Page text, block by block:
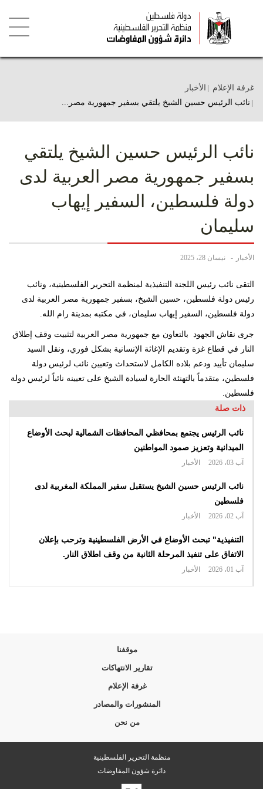
غرفة الإعلام الأخبار
نائب الرئيس حسين الشيخ يلتقي بسفير جمهورية مصر...
نائب الرئيس حسين الشيخ يلتقي
بسفير جمهورية مصر العربية لدى
دولة فلسطين، السفير إيهاب
سليمان
الأخبار نيسان 28، 2025
التقى نائب رئيس اللجنة التنفيذية لمنظمة التحرير الفلسطينية، ونائب
رئيس دولة فلسطين، حسين الشيخ، بسفير جمهورية مصر العربية لدى
دولة فلسطين، السفير إيهاب سليمان، في مكتبه بمدينة رام الله.
جرى نقاش الجهود بالتعاون مع جمهورية مصر العربية لتثبيت وقف إطلاق
النار في قطاع غزة وتقديم الإغاثة الإنسانية بشكل فوري، ونقل السيد
سليمان تأييد ودعم بلاده الكامل لاستحداث وتعيين نائب لرئيس دولة
فلسطين، متقدماً بالتهنئة الحارة لسيادة الشيخ على تعيينه نائباً لرئيس دولة
فلسطين.
ذات صلة
نائب الرئيس يجتمع بمحافظي المحافظات الشمالية لبحث الأوضاع
الميدانية وتعزيز صمود المواطنين
آب 03، 2026 الأخبار
نائب الرئيس حسين الشيخ يستقبل سفير المملكة المغربية لدى
فلسطين
آب 02، 2026 الأخبار
التنفيذية" تبحث الأوضاع في الأرض الفلسطينية وترحب بإعلان
الاتفاق على تنفيذ المرحلة الثانية من وقف اطلاق النار.
آب 01، 2026 الأخبار
موقفنا
تقارير الانتهاكات
غرفة الإعلام
المنشورات والمصادر
من نحن
منظمة التحرير الفلسطينية
دائرة شؤون المفاوضات